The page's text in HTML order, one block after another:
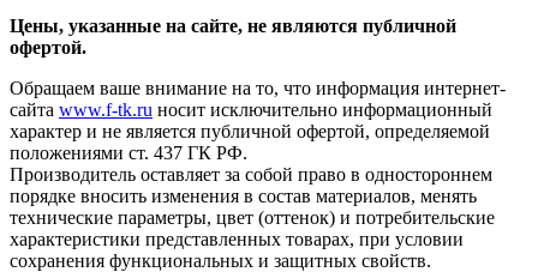
Цены, указанные на сайте, не являются публичной
офертой.
Обращаем ваше внимание на то, что информация интернет-
сайта www.f-tk.ru носит исключительно информационный
характер и не является публичной офертой, определяемой
положениями ст. 437 ГК РФ.
Производитель оставляет за собой право в одностороннем
порядке вносить изменения в состав материалов, менять
технические параметры, цвет (оттенок) и потребительские
характеристики представленных товарах, при условии
сохранения функциональных и защитных свойств.